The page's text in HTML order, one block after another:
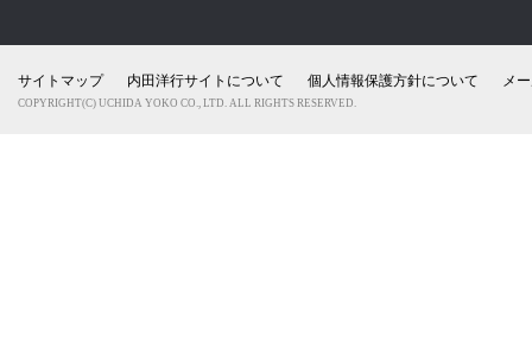
サイトマップ 内田洋行サイトについて 個人情報保護方針について メ
COPYRIGHT(C) UCHIDA YOKO CO., LTD. ALL RIGHTS RESERVED.